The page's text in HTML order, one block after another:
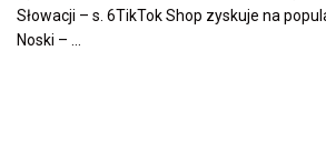
Słowacji – s. 6TikTok Shop zyskuje na
Noski – ...